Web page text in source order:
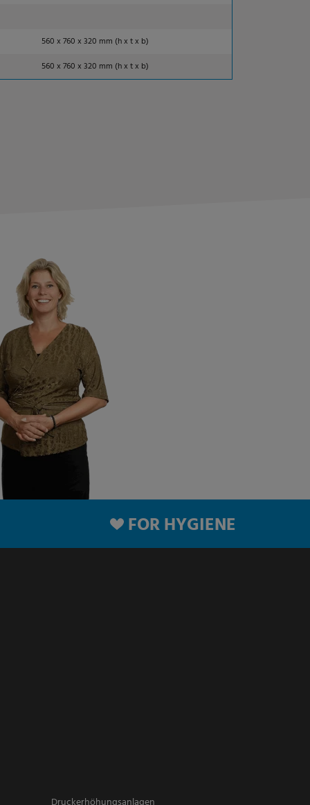
560 x 760 x 320 mm (h x t x b)
560 x 760 x 320 mm (h x t x b)
FOR HYGIENE